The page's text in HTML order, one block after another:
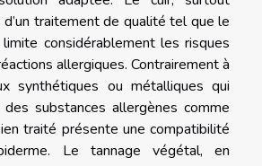
d’un traitement de qualité tel que le
considérablement les risques
allergiques. Contrairement à
synthétiques ou métalliques qui
substances allergènes comme
traité présente une compatibilité
Le tannage végétal, en